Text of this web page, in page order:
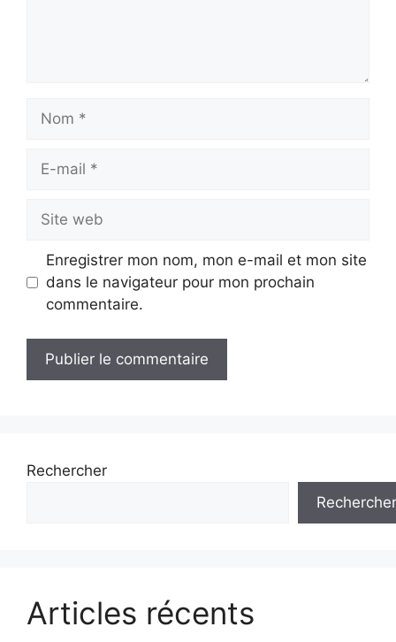
Nom
Site
web
Enregistrer mon nom, mon e-mail et mon site
dans le navigateur pour mon prochain
commentaire.
Rechercher
Rechercher
Articles récents